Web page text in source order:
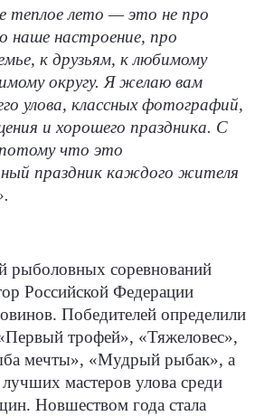
теплое лето — это не про
наше настроение, про
к друзьям, к любимому
округу. Я желаю вам
улова, классных фотографий,
и хорошего праздника. С
что это
праздник каждого жителя
рыболовных соревнований
Российской Федерации
Победителей определили
трофей», «Тяжеловес»,
мечты», «Мудрый рыбак», а
мастеров улова среди
Новшеством года стала